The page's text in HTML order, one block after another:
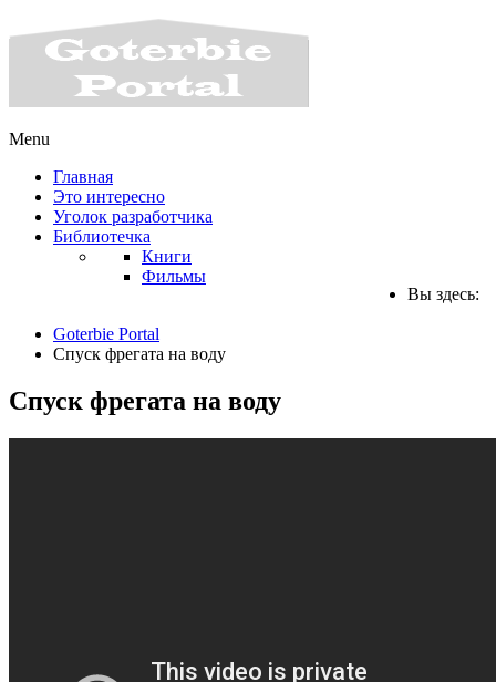
Menu
Главная
Это интересно
Уголок разработчика
Библиотечка
Книги
Фильмы
Вы здесь:
Goterbie Portal
Спуск фрегата на воду
Спуск фрегата на воду